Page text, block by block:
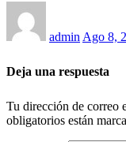
admin Ago 8,
Deja una respuesta
Tu dirección de correo
obligatorios están